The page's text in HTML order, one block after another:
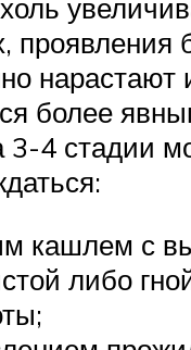
проявления
нарастают
более
3-4 стадии
кашлем с
либо